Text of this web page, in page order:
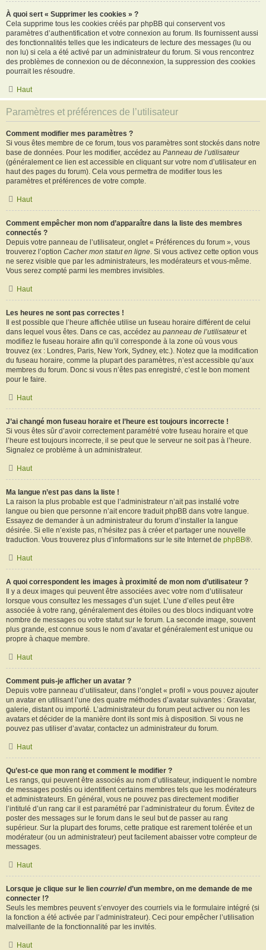
À quoi sert « Supprimer les cookies » ?
Cela supprime tous les cookies créés par phpBB qui conservent vos
paramètres d’authentification et votre connexion au forum. Ils fournissent aussi
des fonctionnalités telles que les indicateurs de lecture des messages (lu ou
non lu) si cela a été activé par un administrateur du forum. Si vous rencontrez
des problèmes de connexion ou de déconnexion, la suppression des cookies
pourrait les résoudre.
Haut
Paramètres et préférences de l’utilisateur
Comment modifier mes paramètres ?
Si vous êtes membre de ce forum, tous vos paramètres sont stockés dans notre
base de données. Pour les modifier, accédez au Panneau de l’utilisateur
(généralement ce lien est accessible en cliquant sur votre nom d’utilisateur en
haut des pages du forum). Cela vous permettra de modifier tous les
paramètres et préférences de votre compte.
Haut
Comment empêcher mon nom d’apparaître dans la liste des membres
connectés ?
Depuis votre panneau de l’utilisateur, onglet « Préférences du forum », vous
trouverez l’option Cacher mon statut en ligne. Si vous activez cette option vous
ne serez visible que par les administrateurs, les modérateurs et vous-même.
Vous serez compté parmi les membres invisibles.
Haut
Les heures ne sont pas correctes !
Il est possible que l’heure affichée utilise un fuseau horaire différent de celui
dans lequel vous êtes. Dans ce cas, accédez au panneau de l’utilisateuret
modifiez le fuseau horaire afin qu’il corresponde à la zone où vous vous
trouvez (ex : Londres, Paris, New York, Sydney, etc.). Notez que la modification
du fuseau horaire, comme la plupart des paramètres, n’est accessible qu’aux
membres du forum. Donc si vous n’êtes pas enregistré, c’est le bon moment
pour le faire.
Haut
J’ai changé mon fuseau horaire et l’heure est toujours incorrecte !
Si vous êtes sûr d’avoir correctement paramétré votre fuseau horaire et que
l’heure est toujours incorrecte, il se peut que le serveur ne soit pas à l’heure.
Signalez ce problème à un administrateur.
Haut
Ma langue n’est pas dans la liste !
La raison la plus probable est que l’administrateur n’ait pas installé votre
langue ou bien que personne n’ait encore traduit phpBB dans votre langue.
Essayez de demander à un administrateur du forum d’installer la langue
désirée. Si elle n’existe pas, n’hésitez pas à créer et partager une nouvelle
traduction. Vous trouverez plus d’informations sur le site Internet de phpBB®.
Haut
A quoi correspondent les images à proximité de mon nom d’utilisateur ?
Il y a deux images qui peuvent être associées avec votre nom d’utilisateur
lorsque vous consultez les messages d’un sujet. L’une d’elles peut être
associée à votre rang, généralement des étoiles ou des blocs indiquant votre
nombre de messages ou votre statut sur le forum. La seconde image, souvent
plus grande, est connue sous le nom d’avatar et généralement est unique ou
propre à chaque membre.
Haut
Comment puis-je afficher un avatar ?
Depuis votre panneau d’utilisateur, dans l’onglet « profil » vous pouvez ajouter
un avatar en utilisant l’une des quatre méthodes d’avatar suivantes : Gravatar,
galerie, distant ou importé. L’administrateur du forum peut activer ou non les
avatars et décider de la manière dont ils sont mis à disposition. Si vous ne
pouvez pas utiliser d’avatar, contactez un administrateur du forum.
Haut
Qu’est-ce que mon rang et comment le modifier ?
Les rangs, qui peuvent être associés au nom d’utilisateur, indiquent le nombre
de messages postés ou identifient certains membres tels que les modérateurs
et administrateurs. En général, vous ne pouvez pas directement modifier
l’intitulé d’un rang car il est paramétré par l’administrateur du forum. Évitez de
poster des messages sur le forum dans le seul but de passer au rang
supérieur. Sur la plupart des forums, cette pratique est rarement tolérée et un
modérateur (ou un administrateur) peut facilement abaisser votre compteur de
messages.
Haut
Lorsque je clique sur le lien courrield’un membre, on me demande de me
connecter !?
Seuls les membres peuvent s’envoyer des courriels via le formulaire intégré (si
la fonction a été activée par l’administrateur). Ceci pour empêcher l’utilisation
malveillante de la fonctionnalité par les invités.
Haut